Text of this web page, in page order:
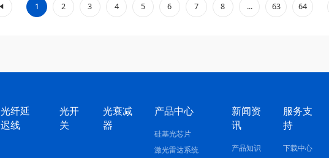
1 2 3 4 5 6 7 8 ... 63 64»
光纤延
迟线
光开
关
光衰减
器
产品中心
硅基光芯片
激光雷达系统
新闻资
讯
产品知识
服务支
持
下载中心